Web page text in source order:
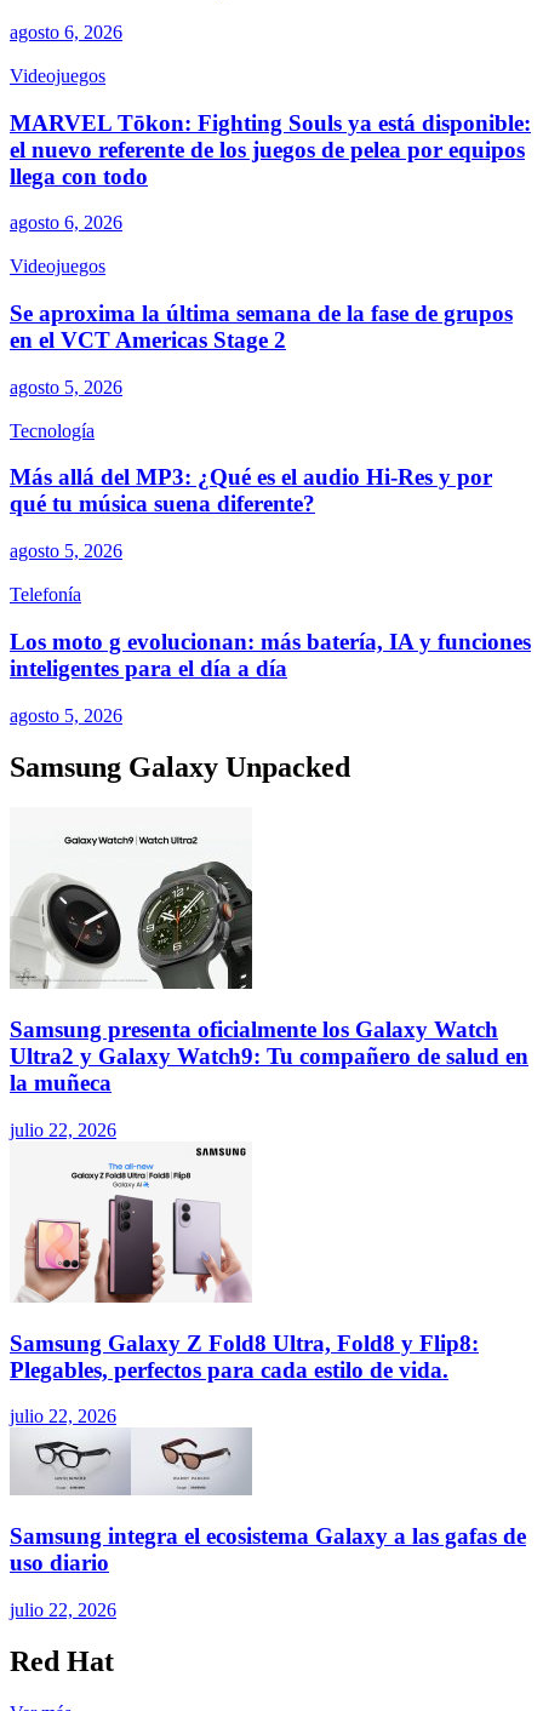
agosto 6, 2026
Videojuegos
MARVEL Tōkon: Fighting Souls ya está disponible:
el nuevo referente de los juegos de pelea por equipos
llega con todo
agosto 6, 2026
Videojuegos
Se aproxima la última semana de la fase de grupos
en el VCT Americas Stage 2
agosto 5, 2026
Tecnología
Más allá del MP3: ¿Qué es el audio Hi-Res y por
qué tu música suena diferente?
agosto 5, 2026
Telefonía
Los moto g evolucionan: más batería, IA y funciones
inteligentes para el día a día
agosto 5, 2026
Samsung Galaxy Unpacked
Samsung presenta oficialmente los Galaxy Watch
Ultra2 y Galaxy Watch9: Tu compañero de salud en
la muñeca
julio 22, 2026
Samsung Galaxy Z Fold8 Ultra, Fold8 y Flip8:
Plegables, perfectos para cada estilo de vida.
julio 22, 2026
Samsung integra el ecosistema Galaxy a las gafas de
uso diario
julio 22, 2026
Red Hat